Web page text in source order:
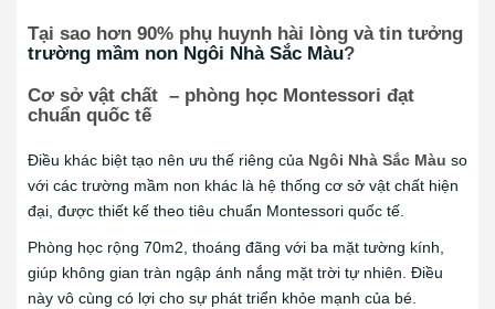
Tại sao hơn 90% phụ huynh hài lòng và tin tưởng
trường mầm non Ngôi Nhà Sắc Màu?
Cơ sở vật chất – phòng học Montessori đạt
chuẩn quốc tế
Điều khác biệt tạo nên ưu thế riêng của Ngôi Nhà Sắc Màu so
với các trường mầm non khác là hệ thống cơ sở vật chất hiện
đại, được thiết kế theo tiêu chuẩn Montessori quốc tế.
Phòng học rộng 70m2, thoáng đãng với ba mặt tường kính,
giúp không gian tràn ngập ánh nắng mặt trời tự nhiên. Điều
này vô cùng có lợi cho sự phát triển khỏe mạnh của bé.